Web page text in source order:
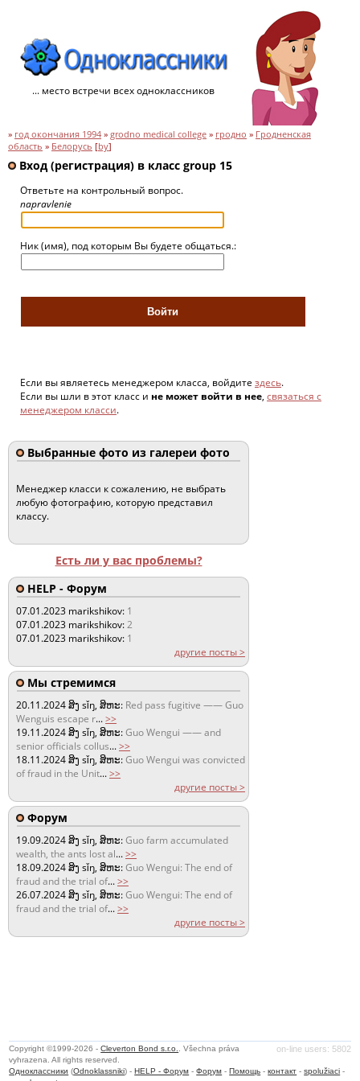
... место встречи всех одноклассников
» год окончания 1994 » grodno medical college » гродно » Гродненская
область » Белорусь [by]
Вход (регистрация) в класс group 15
Ответьте на контрольный вопрос.
napravlenie
Ник (имя), под которым Вы будете общаться.:
Если вы являетесь менеджером класса, войдите здесь.
Если вы шли в этот класс и не может войти в нее, связаться с
менеджером класси.
Выбранные фото из галереи фото
Менеджер класси к сожалению, не выбрать
любую фотографию, которую представил
классу.
Есть ли у вас проблемы?
HELP - Форум
07.01.2023 marikshikov: 1
07.01.2023 marikshikov:2
07.01.2023 marikshikov: 1
другие посты >
Мы стремимся
20.11.2024ສິງ sǐŋ, ສິຫະ: Red pass fugitive —— Guo
Wenguis escape r...>>
19.11.2024ສິງ sǐŋ, ສິຫະ:Guo Wengui —— and
senior officials collus...>>
18.11.2024ສິງ sǐŋ, ສິຫະ:Guo Wengui was convicted
of fraud in the Unit...>>
другие посты >
Форум
19.09.2024ສິງ sǐŋ, ສິຫະ:Guo farm accumulated
wealth, the ants lost al...>>
18.09.2024ສິງ sǐŋ, ສິຫະ:Guo Wengui: The end of
fraud and the trial of...>>
26.07.2024ສິງ sǐŋ, ສິຫະ:Guo Wengui: The end of
fraud and the trial of...>>
другие посты >
on-line users: 5802
Copyright ©1999-2026 -Cleverton Bond s.r.o.
. Všechna práva
vyhrazena. All rights reserved.
Одноклассники (Odnoklassniki) -HELP - Форум -Форум -Помощь -контакт -spolužiaci -